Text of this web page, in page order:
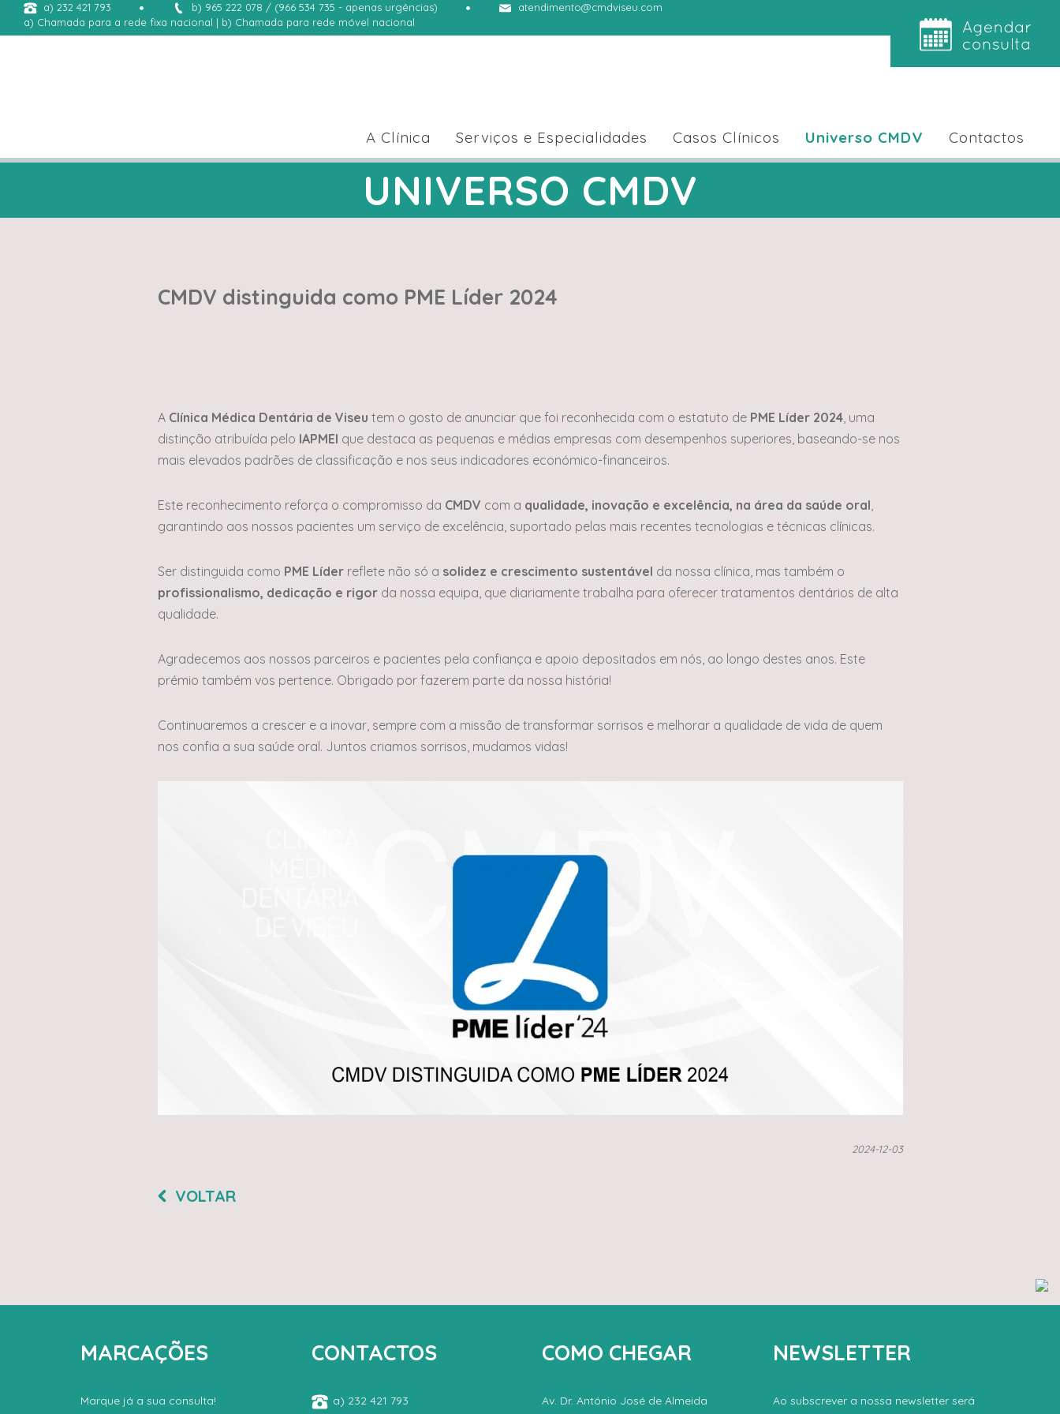
a) 232 421 793 b) 965 222 078 / (966 534 735 - apenas urgências)
atendimento@cmdviseu.com
a) Chamada para a rede fixa nacional | b) Chamada para rede móvel nacional
A Clínica Serviços e Especialidades Casos Clínicos Universo CMDV Contactos
UNIVERSO CMDV
CMDV distinguida como PME Líder 2024
A Clínica Médica Dentária de Viseu tem o gosto de anunciar que foi reconhecida com o estatuto de PME Líder 2024, uma
distinção atribuída pelo IAPMEI que destaca as pequenas e médias empresas com desempenhos superiores, baseando-se nos
mais elevados padrões de classificação e nos seus indicadores económico-financeiros.
Este reconhecimento reforça o compromisso da CMDV com a qualidade, inovação e excelência, na área da saúde oral,
garantindo aos nossos pacientes um serviço de excelência, suportado pelas mais recentes tecnologias e técnicas clínicas.
Ser distinguida como PME Líderreflete não só a solidez e crescimento sustentável da nossa clínica, mas também o
profissionalismo, dedicação e rigorda nossa equipa, que diariamente trabalha para oferecer tratamentos dentários de alta
qualidade.
Agradecemos aos nossos parceiros e pacientes pela confiança e apoio depositados em nós, ao longo destes anos. Este
prémio também vos pertence. Obrigado por fazerem parte da nossa história!
Continuaremos a crescer e a inovar, sempre com a missão de transformar sorrisos e melhorar a qualidade de vida de quem
nos confia a sua saúde oral. Juntos criamos sorrisos, mudamos vidas!
2024-12-03
VOLTAR
MARCAÇÕES
Marque já a sua consulta!
CONTACTOS
a) 232 421 793
COMO CHEGAR
Av. Dr. António José de Almeida
NEWSLETTER
Ao subscrever a nossa newsletter será